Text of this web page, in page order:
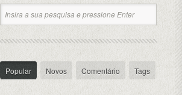
Popular Novos Comentário Tags